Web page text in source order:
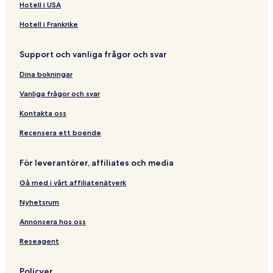
e
a
é
o
u
r
a
r
b
s
R
o
y
l
E
c
o
g
e
s
e
n
i
o
g
e
r
ï
b
e
s
o
e
r
u
c
e
Hotell i USA
Hotell i Frankrike
Support och vanliga frågor och svar
Dina bokningar
Vanliga frågor och svar
Kontakta oss
Recensera ett boende
För leverantörer, affiliates och media
Gå med i vårt affiliatenätverk
Nyhetsrum
Annonsera hos oss
Reseagent